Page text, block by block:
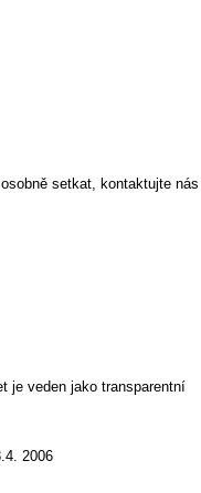
setkat, kontaktujte nás
je veden jako transparentní
2006